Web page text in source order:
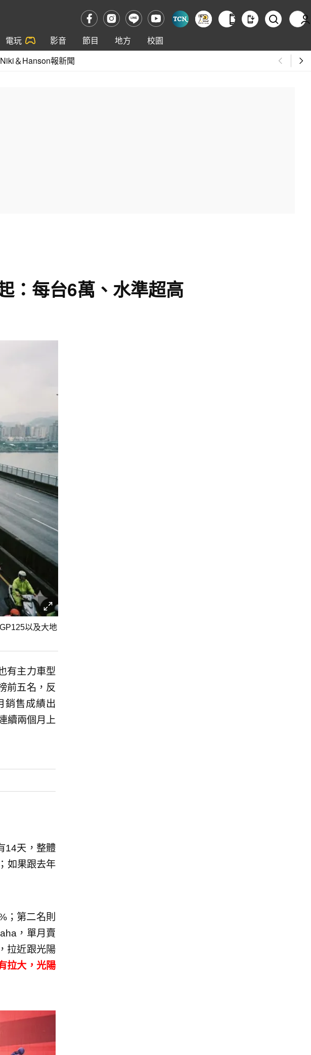
電玩 影音 節目 地方
校園
＆Hanson報新聞
：每台6萬、水準超高
以及大地
有主力車型
前五名，反
銷售成績出
續兩個月上
14天，整體
；如果跟去年
；第二名則
，單月賣
拉近跟光陽
拉大，光陽